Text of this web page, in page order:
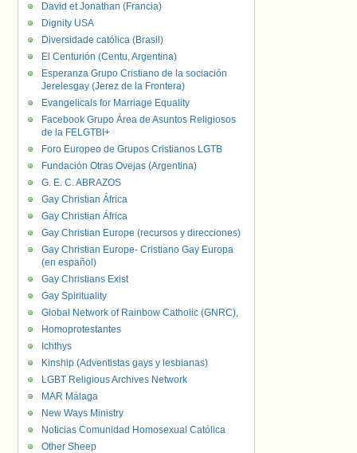
David et Jonathan (Francia)
Dignity USA
Diversidade católica (Brasil)
El Centurión (Centu, Argentina)
Esperanza Grupo Cristiano de la sociación
Jerelesgay (Jerez de la Frontera)
Evangelicals for Marriage Equality
Facebook Grupo Área de Asuntos Religiosos
de la FELGTBI+
Foro Europeo de Grupos Cristianos LGTB
Fundación Otras Ovejas (Argentina)
G. E. C. ABRAZOS
Gay Christian África
Gay Christian África
Gay Christian Europe (recursos y direcciones)
Gay Christian Europe- Cristiano Gay Europa
(en español)
Gay Christians Exist
Gay Spirituality
Global Network of Rainbow Catholic (GNRC),
Homoprotestantes
Ichthys
Kinship (Adventistas gays y lesbianas)
LGBT Religious Archives Network
MAR Málaga
New Ways Ministry
Noticias Comunidad Homosexual Católica
Other Sheep